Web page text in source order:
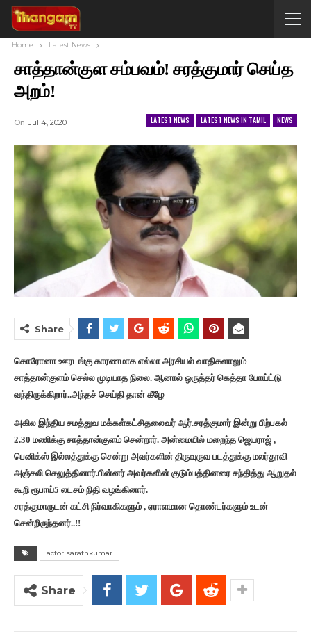
Home Latest News
சாத்தான்குள சம்பவம்! சரத்குமார் செய்த
அறம்!
LATEST NEWS LATEST NEWS IN TAMIL NEWS
On Jul 4, 2020
Share
கொரோனா ஊரடங்கு காரணமாக எல்லா அரசியல் வாதிகளாலும்
சாத்தான்குளம் செல்ல முடியாத நிலை. ஆனால் ஒருத்தர் கெத்தா போய்ட்டு
வந்திருக்கிறார்..அந்தச் செய்தி தான் கீழே
அகில இந்திய சமத்துவ மக்கள்கட்சிதலைவர் ஆர்.சரத்குமார் இன்று பிற்பகல்
2.30 மணிக்கு சாத்தான்குளம் சென்றார். அன்மையில் மறைந்த ஜெயராஜ் ,
பெனிக்ஸ் இல்லத்துக்கு சென்று அவர்களின் திருவுருவ படத்துக்கு மலர்தூவி
அஞ்சலி செலுத்தினார்.பின்னர் அவர்களின் குடும்பத்தினரை சந்தித்து ஆறுதல்
கூறி ரூபாய்5 லடசம் நிதி வழங்கினார்.
சரத்குமாருடன் கட்சி நிர்வாகிகளும் , ஏராளமான தொண்டர்களும் உடன்
சென்றிருந்தனர்..!!
actor sarathkumar
Share